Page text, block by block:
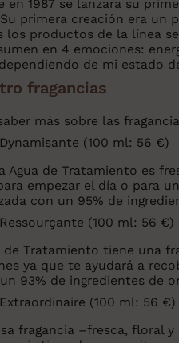
en 1987 se lanzara su
primera creación era un
los productos de la línea
en 4 emociones:
de mi estado
fragancias
más sobre las
(100 ml: 56 €)
Agua de Tratamiento es
empezar el día o para
con un 95% de
(100 ml: 56 €)
de Tratamiento tiene una
ya que te ayudará a
93% de ingredientes de
(100 ml: 56 €)
fragancia –fresca, floral